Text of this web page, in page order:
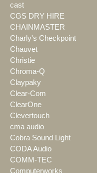
cast
CGS DRY HIRE
CHAINMASTER
Charly's Checkpoint
Chauvet
Christie
Chroma-Q
Claypaky
Clear-Com
ClearOne
Clevertouch
cma audio
Cobra Sound Light
CODA Audio
COMM-TEC
Computerworks